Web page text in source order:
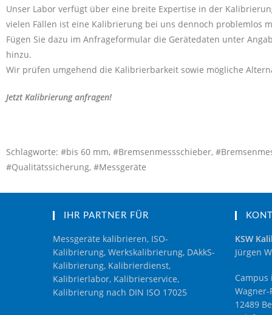
Unser Labor verfügt über eine breite Expertise in der
vielen Fällen ist eine Kalibrierung bei uns dennoch problemlos
Fügen Sie dazu im Anfrageformular die Gerätedaten unter
hinzu.
Wir prüfen umgehend die Kalibrierbarkeit sowie mögliche
Jetzt Kalibrierung anfragen!
Schlagworte: #bis 60 mm, #Bremsenmessschieber,
#Qualitätssicherung, #Messgeräte
IHR PARTNER FÜR
Messgeräte kalibrieren, ISO-
Kalibrierung, Werkskalibrierung, DAkkS-
Kalibrierung, Kalibrierdienst,
Kalibrierlabor, Kalibrierservice,
Kalibrierung nach DIN ISO 17025
KSW
Jürgen
Campus
Wagner-
12489